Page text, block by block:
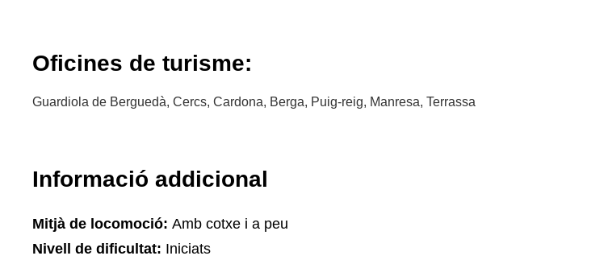
Oficines de turisme:
Guardiola de Berguedà, Cercs, Cardona, Berga, Puig-reig, Manresa, Terrassa
Informació addicional
Mitjà de locomoció: Amb cotxe i a peu
Nivell de dificultat: Iniciats